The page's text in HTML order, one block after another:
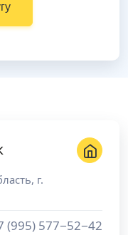
, г.
(995) 577−52−42